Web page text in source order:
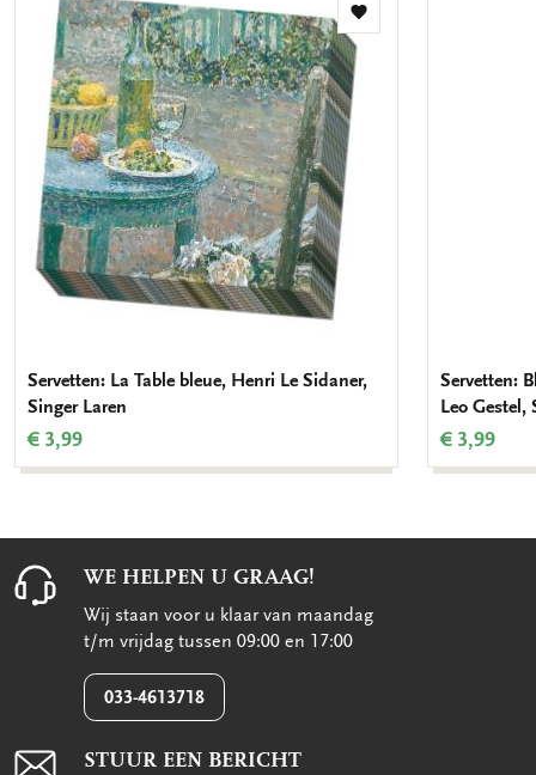
Toevoegen
aan
Servetten: La Table bleue, Henri Le Sidaner,
Singer Laren
€ 3,99
Servetten:
Leo Gestel,
€ 3,99
WE HELPEN U GRAAG!
Wij staan voor u klaar van maandag
t/m vrijdag tussen 09:00 en 17:00
033-4613718
STUUR EEN BERICHT